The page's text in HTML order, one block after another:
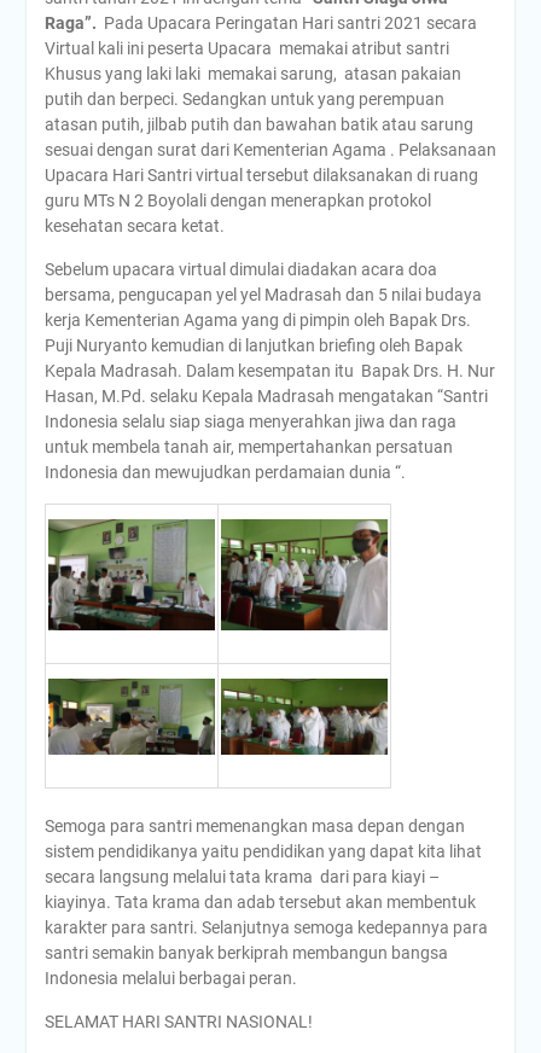
Raga”. Pada Upacara Peringatan Hari santri 2021 secara
Virtual kali ini peserta Upacara memakai atribut santri
Khusus yang laki laki memakai sarung, atasan pakaian
putih dan berpeci. Sedangkan untuk yang perempuan
atasan putih, jilbab putih dan bawahan batik atau sarung
sesuai dengan surat dari Kementerian Agama . Pelaksanaan
Upacara Hari Santri virtual tersebut dilaksanakan di ruang
guru MTs N 2 Boyolali dengan menerapkan protokol
kesehatan secara ketat.
Sebelum upacara virtual dimulai diadakan acara doa
bersama, pengucapan yel yel Madrasah dan 5 nilai budaya
kerja Kementerian Agama yang di pimpin oleh Bapak Drs.
Puji Nuryanto kemudian di lanjutkan briefing oleh Bapak
Kepala Madrasah. Dalam kesempatan itu Bapak Drs. H. Nur
Hasan, M.Pd. selaku Kepala Madrasah mengatakan “Santri
Indonesia selalu siap siaga menyerahkan jiwa dan raga
untuk membela tanah air, mempertahankan persatuan
Indonesia dan mewujudkan perdamaian dunia “.
Semoga para santri memenangkan masa depan dengan
sistem pendidikanya yaitu pendidikan yang dapat kita lihat
secara langsung melalui tata krama dari para kiayi –
kiayinya. Tata krama dan adab tersebut akan membentuk
karakter para santri. Selanjutnya semoga kedepannya para
santri semakin banyak berkiprah membangun bangsa
Indonesia melalui berbagai peran.
SELAMAT HARI SANTRI NASIONAL!